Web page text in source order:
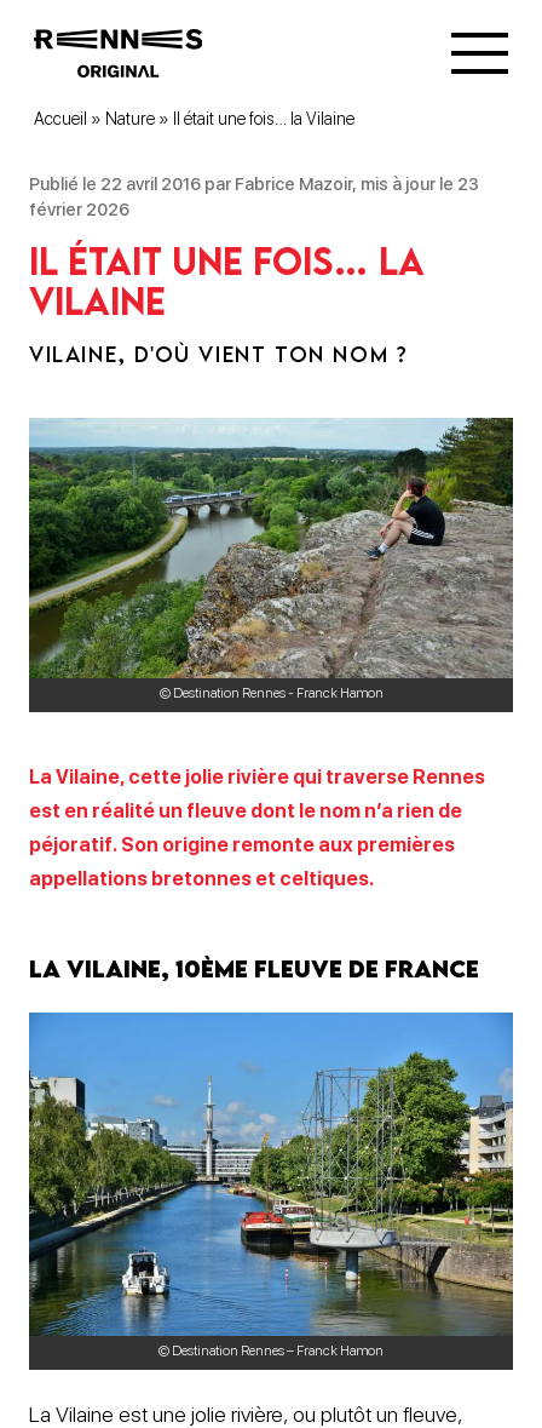
Accueil » Nature » Il était une fois… la Vilaine
Publié le 22 avril 2016 par Fabrice Mazoir, mis à jour le 23
février 2026
Il était une fois… la
Vilaine
VILAINE, D'OÙ VIENT TON NOM ?
© Destination Rennes - Franck Hamon
La Vilaine, cette jolie rivière qui traverse Rennes
est en réalité un fleuve dont le nom n’a rien de
péjoratif. Son origine remonte aux premières
appellations bretonnes et celtiques.
La vilaine, 10ème fleuve de France
© Destination Rennes – Franck Hamon
La Vilaine est une jolie rivière, ou plutôt un fleuve,